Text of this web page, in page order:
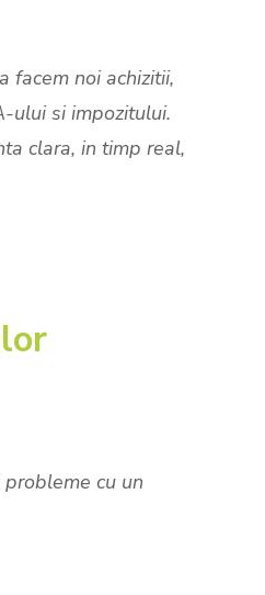
facem noi achizitii,
ului si impozitului.
clara, in timp real,
cu un